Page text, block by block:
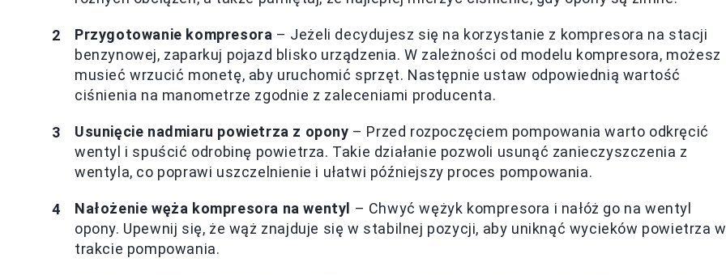
Przygotowanie kompresora – Jeżeli decydujesz się na korzystanie z kompresora na stacji
benzynowej, zaparkuj pojazd blisko urządzenia. W zależności od modelu kompresora, możesz
musieć wrzucić monetę, aby uruchomić sprzęt. Następnie ustaw odpowiednią wartość
ciśnienia na manometrze zgodnie z zaleceniami producenta.
Usunięcie nadmiaru powietrza z opony – Przed rozpoczęciem pompowania warto odkręcić
wentyl i spuścić odrobinę powietrza. Takie działanie pozwoli usunąć zanieczyszczenia z
wentyla, co poprawi uszczelnienie i ułatwi późniejszy proces pompowania.
Nałożenie węża kompresora na wentyl – Chwyć wężyk kompresora i nałóż go na wentyl
opony. Upewnij się, że wąż znajduje się w stabilnej pozycji, aby uniknąć wycieków powietrza w
trakcie pompowania.